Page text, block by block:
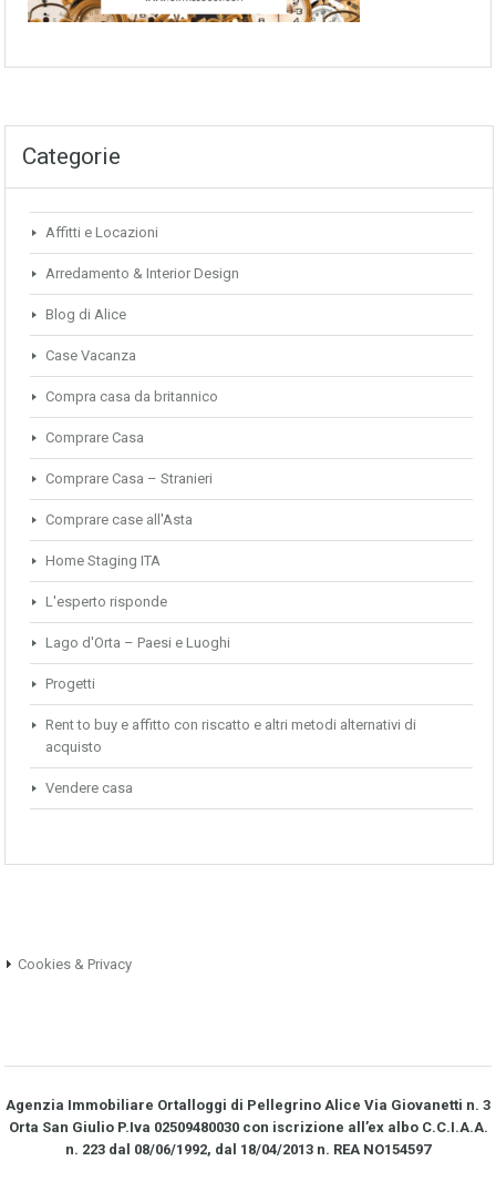
Categorie
Affitti e Locazioni
Arredamento & Interior Design
Blog di Alice
Case Vacanza
Compra casa da britannico
Comprare Casa
Comprare Casa – Stranieri
Comprare case all'Asta
Home Staging ITA
L'esperto risponde
Lago d'Orta – Paesi e Luoghi
Progetti
Rent to buy e affitto con riscatto e altri metodi alternativi di
acquisto
Vendere casa
Cookies & Privacy
Agenzia Immobiliare Ortalloggi di Pellegrino Alice Via Giovanetti n. 3
Orta San Giulio P.Iva 02509480030 con iscrizione all’ex albo C.C.I.A.A.
n. 223 dal 08/06/1992, dal 18/04/2013 n. REA NO­154597